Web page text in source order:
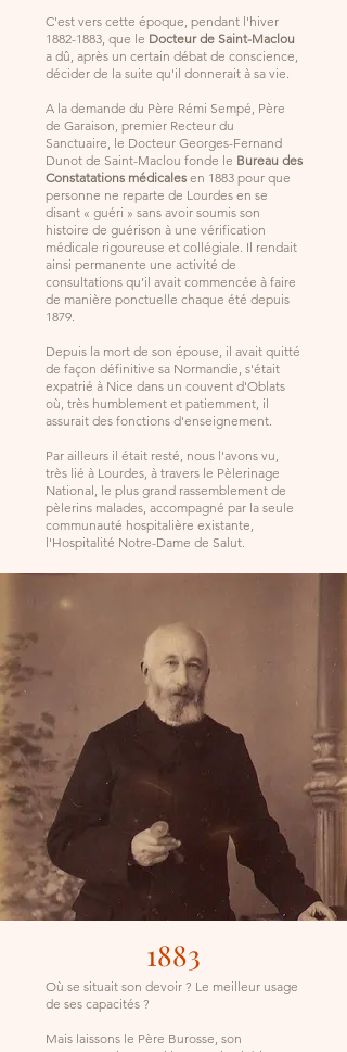
C'est vers cette époque, pendant l'hiver
1882-1883, que le Docteur de Saint-Maclou
a dû, après un certain débat de conscience,
décider de la suite qu'il donnerait à sa vie.
A la demande du Père Rémi Sempé, Père
de Garaison, premier Recteur du
Sanctuaire, le Docteur Georges-Fernand
Dunot de Saint-Maclou fonde le Bureau des
Constatations médicales en 1883 pour que
personne ne reparte de Lourdes en se
disant « guéri » sans avoir soumis son
histoire de guérison à une vérification
médicale rigoureuse et collégiale. Il rendait
ainsi permanente une activité de
consultations qu’il avait commencée à faire
de manière ponctuelle chaque été depuis
1879.
Depuis la mort de son épouse, il avait quitté
de façon définitive sa Normandie, s'était
expatrié à Nice dans un couvent d'Oblats
où, très humblement et patiemment, il
assurait des fonctions d'enseignement.
Par ailleurs il était resté, nous l'avons vu,
très lié à Lourdes, à travers le Pèlerinage
National, le plus grand rassemblement de
pèlerins malades, accompagné par la seule
communauté hospitalière existante,
l'Hospitalité Notre-Dame de Salut.
1883
Où se situait son devoir ? Le meilleur usage
de ses capacités ?
Mais laissons le Père Burosse, son